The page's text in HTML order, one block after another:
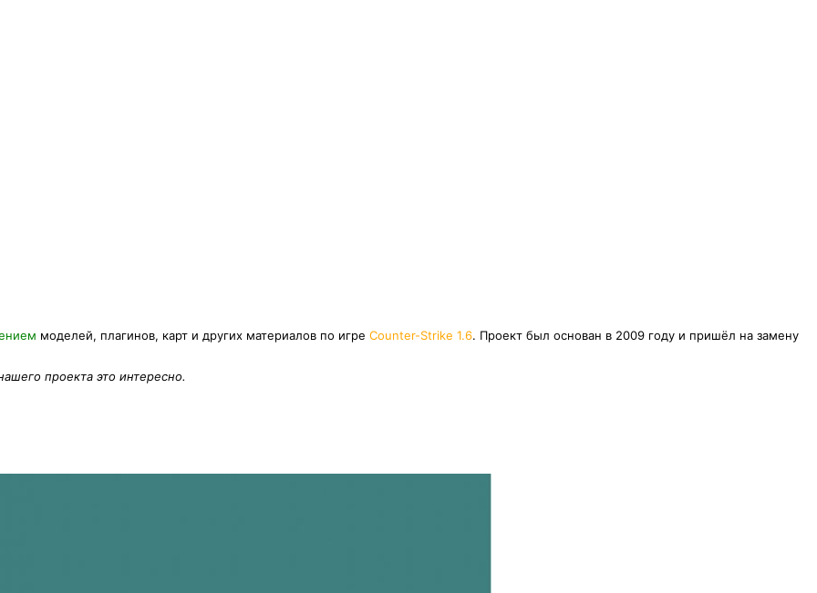
моделей, плагинов, карт и других материалов по игре Counter-Strike 1.6. Проект был основан в 2009 году и пришёл на замену
проекта это интересно.